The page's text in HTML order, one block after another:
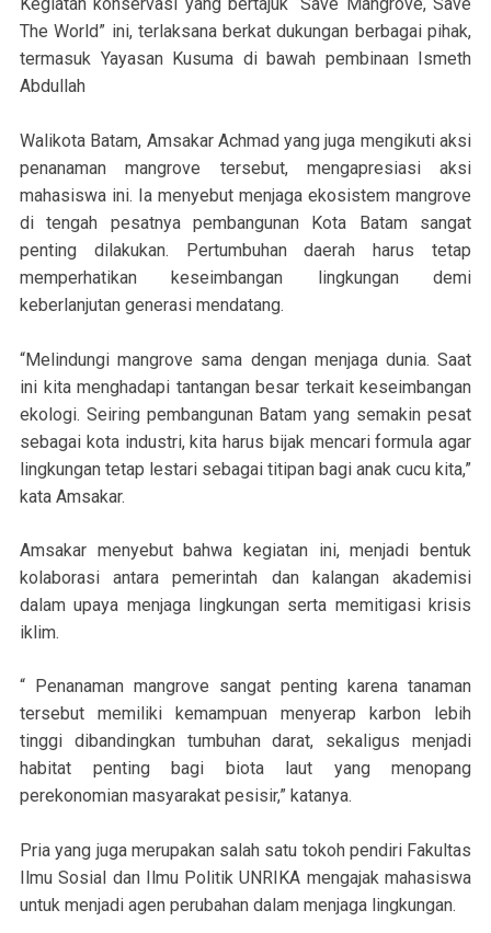
Kegiatan konservasi yang bertajuk “Save Mangrove, Save
The World” ini, terlaksana berkat dukungan berbagai pihak,
termasuk Yayasan Kusuma di bawah pembinaan Ismeth
Abdullah
Walikota Batam, Amsakar Achmad yang juga mengikuti aksi
penanaman mangrove tersebut, mengapresiasi aksi
mahasiswa ini. Ia menyebut menjaga ekosistem mangrove
di tengah pesatnya pembangunan Kota Batam sangat
penting dilakukan. Pertumbuhan daerah harus tetap
memperhatikan keseimbangan lingkungan demi
keberlanjutan generasi mendatang.
“Melindungi mangrove sama dengan menjaga dunia. Saat
ini kita menghadapi tantangan besar terkait keseimbangan
ekologi. Seiring pembangunan Batam yang semakin pesat
sebagai kota industri, kita harus bijak mencari formula agar
lingkungan tetap lestari sebagai titipan bagi anak cucu kita,”
kata Amsakar.
Amsakar menyebut bahwa kegiatan ini, menjadi bentuk
kolaborasi antara pemerintah dan kalangan akademisi
dalam upaya menjaga lingkungan serta memitigasi krisis
iklim.
“ Penanaman mangrove sangat penting karena tanaman
tersebut memiliki kemampuan menyerap karbon lebih
tinggi dibandingkan tumbuhan darat, sekaligus menjadi
habitat penting bagi biota laut yang menopang
perekonomian masyarakat pesisir,” katanya.
Pria yang juga merupakan salah satu tokoh pendiri Fakultas
Ilmu Sosial dan Ilmu Politik UNRIKA mengajak mahasiswa
untuk menjadi agen perubahan dalam menjaga lingkungan.